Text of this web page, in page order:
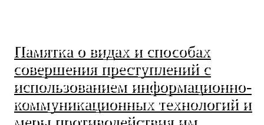
Памятка о видах и способах
совершения преступлений с
использованием информационно-
коммуникационных технологий и
меры противодействия им